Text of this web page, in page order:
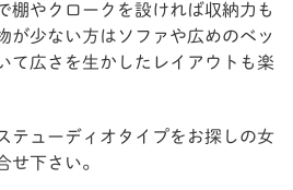
棚やクロークを設ければ収納力も
が少ない方はソファや広めのベッ
て広さを生かしたレイアウトも楽
テューディオタイプをお探しの女
せ下さい。